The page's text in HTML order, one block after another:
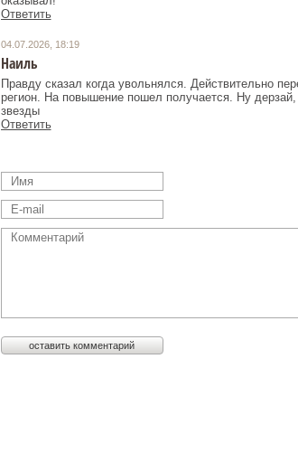
Ответить
04.07.2026, 18:19
Наиль
Правду сказал когда увольнялся. Действительно
регион. На повышение пошел получается. Ну
звезды
Ответить